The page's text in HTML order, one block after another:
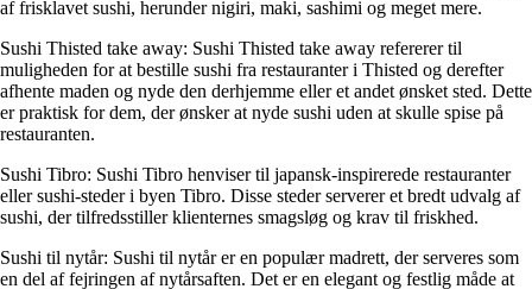
af frisklavet sushi, herunder nigiri, maki, sashimi og meget mere.
Sushi Thisted take away: Sushi Thisted take away refererer til
muligheden for at bestille sushi fra restauranter i Thisted og derefter
afhente maden og nyde den derhjemme eller et andet ønsket sted. Dette
er praktisk for dem, der ønsker at nyde sushi uden at skulle spise på
restauranten.
Sushi Tibro: Sushi Tibro henviser til japansk-inspirerede restauranter
eller sushi-steder i byen Tibro. Disse steder serverer et bredt udvalg af
sushi, der tilfredsstiller klienternes smagsløg og krav til friskhed.
Sushi til nytår: Sushi til nytår er en populær madrett, der serveres som
en del af fejringen af ​​nytårsaften. Det er en elegant og festlig måde at